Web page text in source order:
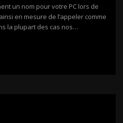
un nom pour votre PC lors de
en mesure de l’appeler comme
la plupart des cas nos…